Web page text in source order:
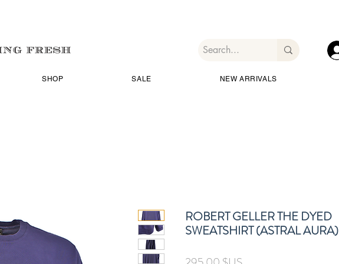
SHOP SALE NEW ARRIVALS
ROBERT GELLER THE DYED
SWEATSHIRT (ASTRAL AURA)